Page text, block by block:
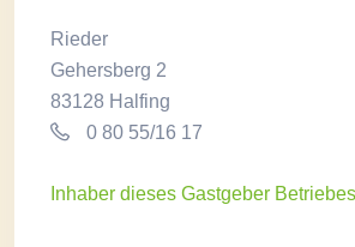
Rieder
Gehersberg 2
83128 Halfing
0 80 55/16 17
Inhaber dieses Gastgeber